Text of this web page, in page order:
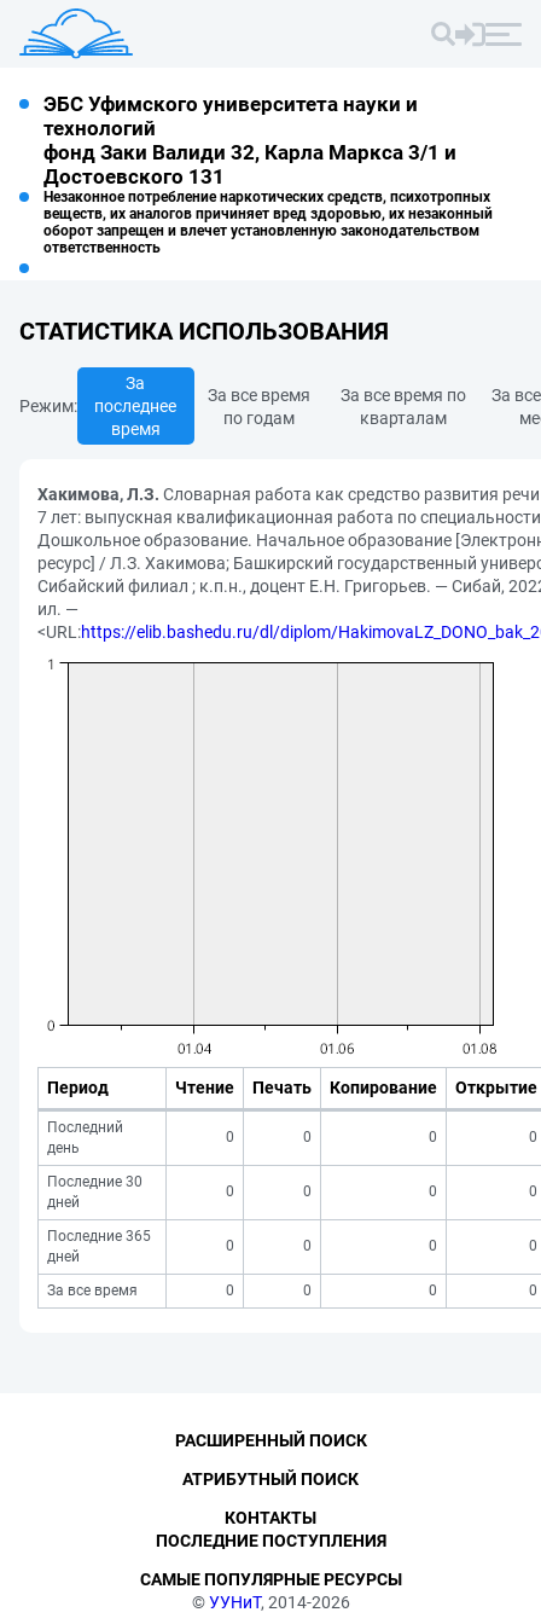
ЭБС Уфимского университета науки и
технологий
фонд Заки Валиди 32, Карла Маркса 3/1 и
Достоевского 131
Незаконное потребление наркотических средств, психотропных
веществ, их аналогов причиняет вред здоровью, их незаконный
оборот запрещен и влечет установленную законодательством
ответственность
СТАТИСТИКА ИСПОЛЬЗОВАНИЯ
Режим:
За
последнее
время
За все время
по годам
За все время по
кварталам
За
Хакимова, Л.З. Словарная работа как средство развития речи
7 лет: выпускная квалификационная работа по специальности
Дошкольное образование. Начальное образование
ресурс] / Л.З. Хакимова; Башкирский государственный
Сибайский филиал ; к.п.н., доцент Е.Н. Григорьев. — Сибай,
ил. —
<URL:https://elib.bashedu.ru/dl/diplom/
Период Чтение Печать Копирование Открытие
Последний
день
0 0 0 0
Последние 30
дней
0 0 0 0
Последние 365
дней
0 0 0 0
За все время 0 0 0 0
©УУНиТ, 2014-2026
РАСШИРЕННЫЙ ПОИСК
АТРИБУТНЫЙ ПОИСК
КОНТАКТЫ
ПОСЛЕДНИЕ ПОСТУПЛЕНИЯ
САМЫЕ ПОПУЛЯРНЫЕ РЕСУРСЫ